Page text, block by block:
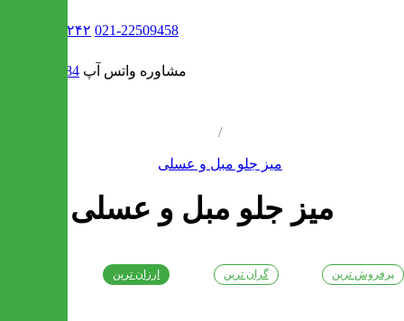
021-۹۱۳۰۶۲۴۲ 021-22509458
09302308484 مشاوره واتس آپ
/
میز جلو مبل و عسلی
میز جلو مبل و عسلی
ارزان ترین گران ترین پرفروش ترین